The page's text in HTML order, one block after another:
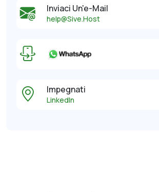
Inviaci Un'e-Mail
help@Sive.Host
Impegnati
LinkedIn